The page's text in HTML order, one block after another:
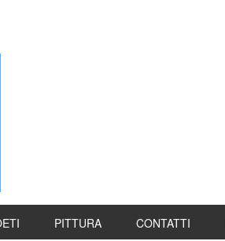
PITTURA CONTATTI